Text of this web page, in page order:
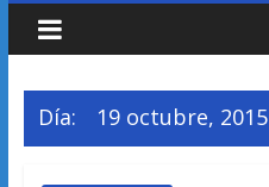
Día: 19 octubre, 2015